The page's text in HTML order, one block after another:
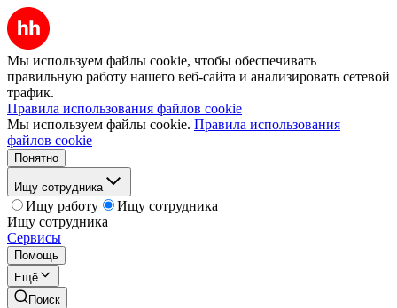
Мы используем файлы cookie, чтобы обеспечивать
правильную работу нашего веб-сайта и анализировать сетевой
трафик.
Правила использования файлов cookie
Мы используем файлы cookie. Правила использования
файлов cookie
Понятно
Ищу сотрудника
Ищу работу
Ищу сотрудника
Ищу сотрудника
Сервисы
Помощь
Ещё
Поиск